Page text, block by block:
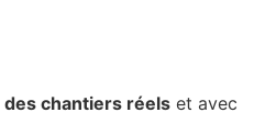
des chantiers réels et avec